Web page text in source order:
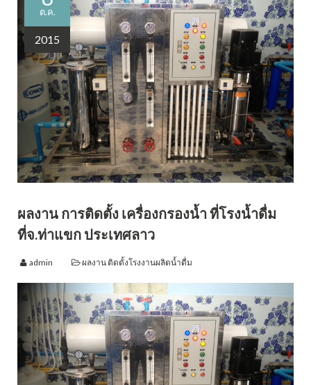
ต.ค.
2015
ผลงาน การติดตั้ง เครื่องกรองน้ำ ที่โรงน้ำดื่ม
ที่จ.ท่าแขก ประเทศลาว
admin ผลงาน ติดตั้งโรงงานผลิตน้ำดื่ม